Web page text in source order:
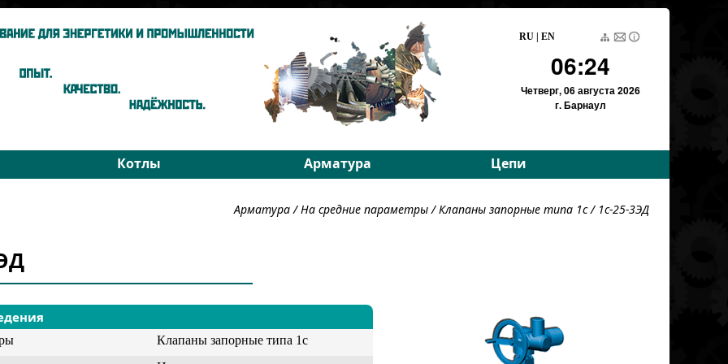
RU EN
06:24
Четверг,06 августа 2026
г. Барнаул
Котлы Арматура Цепи
На высокие параметры
Тяговые пластинчатые
Грузовые пластинчатые
Для энергетики
Арматура/На средние параметры/Клапаны запорные типа 1с/ 1c-25-3ЭД
Клапаны запорные типа 1с